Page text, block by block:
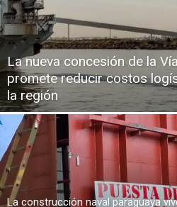
La nueva concesión de la
promete reducir costos
la región
La construcción naval paraguaya